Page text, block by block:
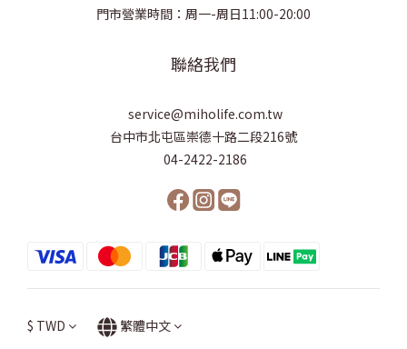
門市營業時間：周一-周日11:00-20:00
聯絡我們
service@miholife.com.tw
台中市北屯區崇德十路二段216號
04-2422-2186
$ TWD 繁體中文